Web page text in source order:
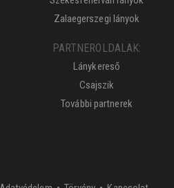
Zalaegerszegi lányok
PARTNEROLDALAK:
Lánykereső
Csajszik
További partnerek